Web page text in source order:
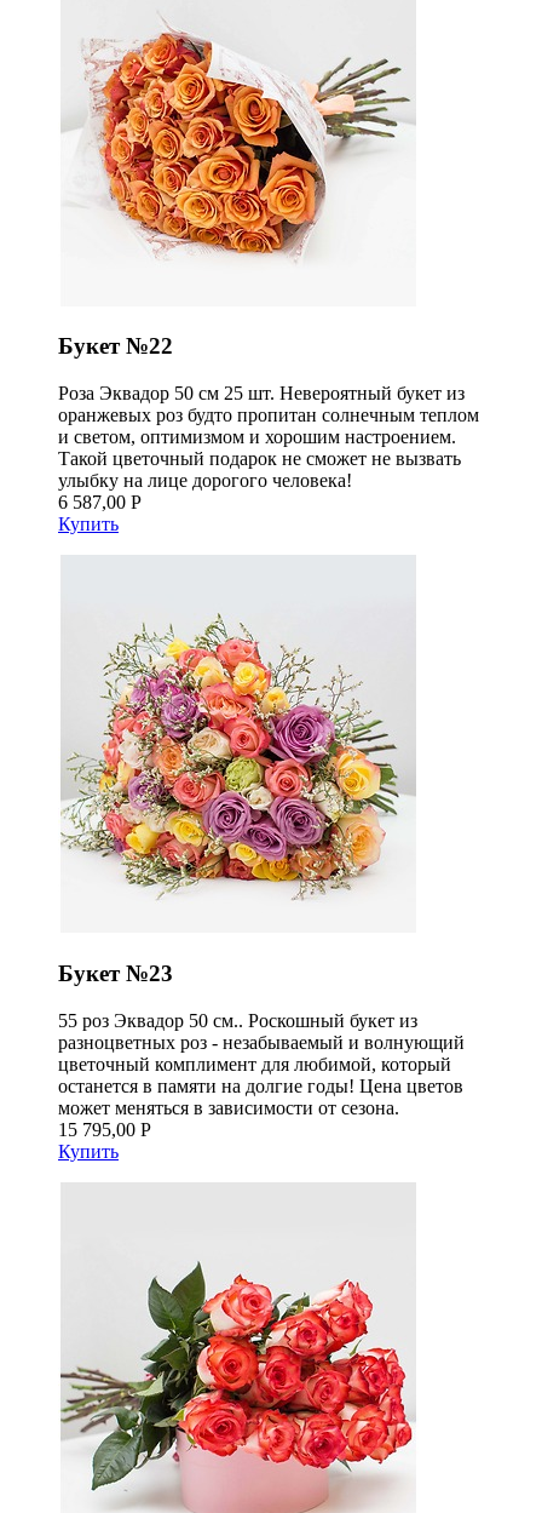
Букет №22
Роза Эквадор 50 см 25 шт. Невероятный букет из
оранжевых роз будто пропитан солнечным теплом
и светом, оптимизмом и хорошим настроением.
Такой цветочный подарок не сможет не вызвать
улыбку на лице дорогого человека!
6 587,00 Р
Купить
Букет №23
55 роз Эквадор 50 см.. Роскошный букет из
разноцветных роз - незабываемый и волнующий
цветочный комплимент для любимой, который
останется в памяти на долгие годы! Цена цветов
может меняться в зависимости от сезона.
15 795,00 Р
Купить